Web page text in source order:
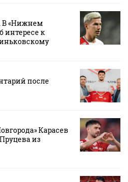
В «Нижнем
интересе к
после
Карасев
из